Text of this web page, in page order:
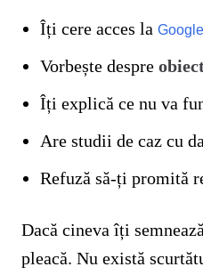
Îți cere acces la
Vorbește despre
Îți explică ce nu va
Are studii de caz cu
Refuză să-ți promită
Dacă cineva îți
pleacă. Nu există